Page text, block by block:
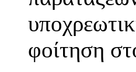
φοίτηση